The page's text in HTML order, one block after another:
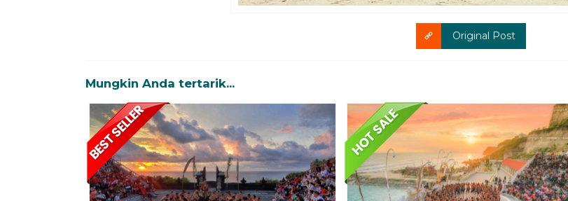
Original Post
Mungkin Anda tertarik...